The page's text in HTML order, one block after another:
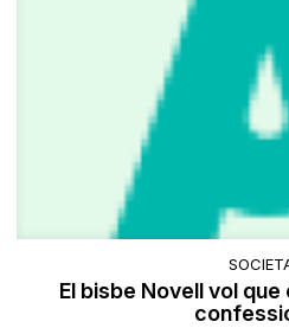
El bisbe Novell vol